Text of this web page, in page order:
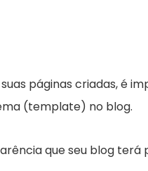
páginas criadas, é
(template) no blog.
que seu blog terá